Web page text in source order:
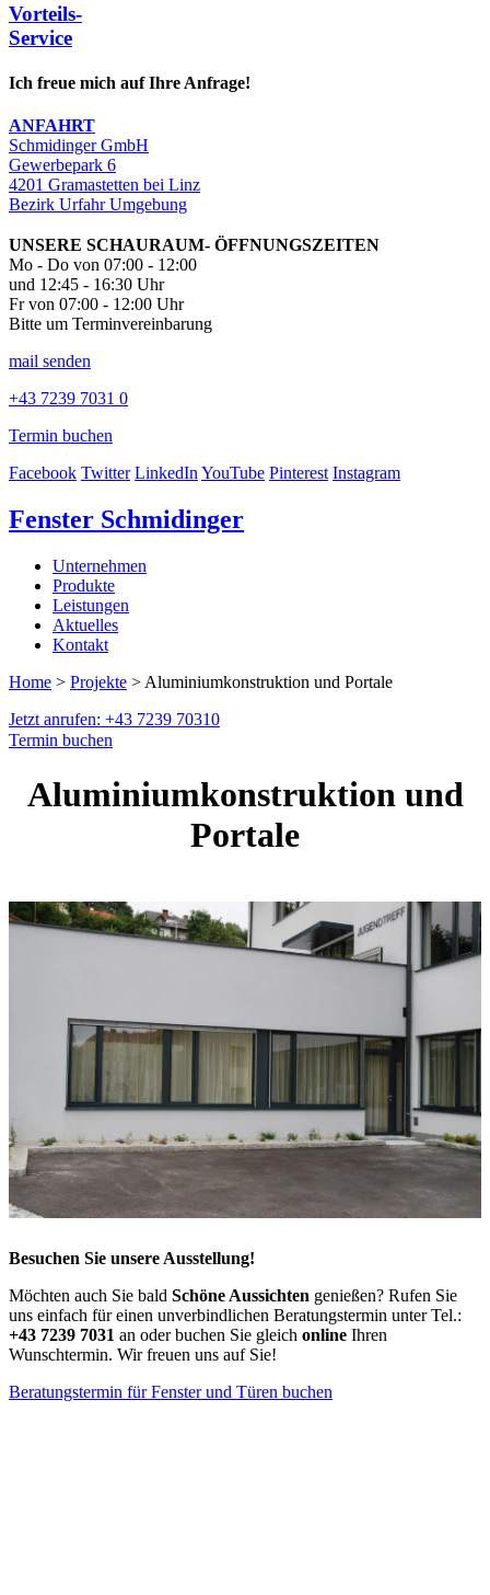
Vorteils-
Service
Ich freue mich auf Ihre Anfrage!
ANFAHRT
Schmidinger GmbH
Gewerbepark 6
4201 Gramastetten bei Linz
Bezirk Urfahr Umgebung
UNSERE SCHAURAUM- ÖFFNUNGSZEITEN
Mo - Do von 07:00 - 12:00
und 12:45 - 16:30 Uhr
Fr von 07:00 - 12:00 Uhr
Bitte um Terminvereinbarung
mail senden
+43 7239 7031 0
Termin buchen
Facebook Twitter LinkedInYouTube Pinterest Instagram
Fenster Schmidinger
Unternehmen
Produkte
Leistungen
Aktuelles
Kontakt
Home > Projekte > Aluminiumkonstruktion und Portale
Jetzt anrufen: +43 7239 70310
Termin buchen
Aluminiumkonstruktion und
Portale
Besuchen Sie unsere Ausstellung!
Möchten auch Sie bald Schöne Aussichten genießen? Rufen Sie
uns einfach für einen unverbindlichen Beratungstermin unter Tel.:
+43 7239 7031 an oder buchen Sie gleich online Ihren
Wunschtermin. Wir freuen uns auf Sie!
Beratungstermin für Fenster und Türen buchen